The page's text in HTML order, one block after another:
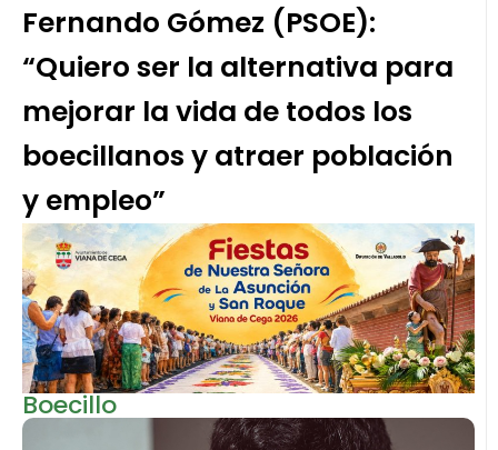
Fernando Gómez (PSOE):
“Quiero ser la alternativa para
mejorar la vida de todos los
boecillanos y atraer población
y empleo”
Boecillo